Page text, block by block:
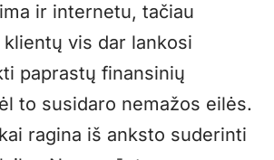
ir internetu, tačiau
klientų vis dar lankosi
paprastų finansinių
to susidaro nemažos eilės.
ragina iš anksto suderinti